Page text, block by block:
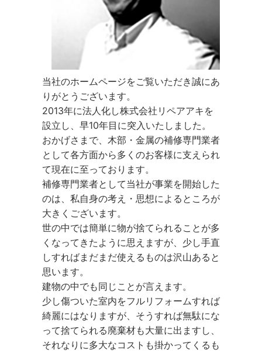
当社のホームページをご覧いただき誠にあ
りがとうございます。
2013年に法人化し株式会社リペアアキを
設立し、早10年目に突入いたしました。
おかげさまで、木部・金属の補修専門業者
として各方面から多くのお客様に支えられ
て現在に至っております。
補修専門業者として当社が事業を開始した
のは、私自身の考え・思想によるところが
大きくございます。
世の中では簡単に物が捨てられることが多
くなってきたように思えますが、少し手直
しすればまだまだ使えるものは沢山あると
思います。
建物の中でも同じことが言えます。
少し傷ついた室内をフルリフォームすれば
綺麗にはなりますが、そうすれば無駄にな
って捨てられる廃棄材も大量に出ますし、
それなりに多大なコストも掛かってくるも